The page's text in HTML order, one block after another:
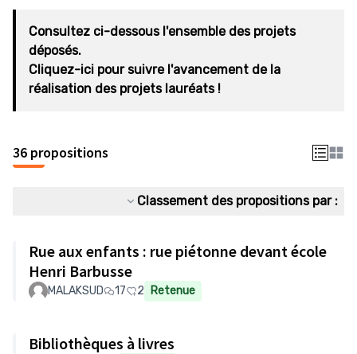
Consultez ci-dessous l'ensemble des projets
déposés.
Cliquez-ici pour suivre l'avancement de la
réalisation des projets lauréats !
36 propositions
Classement des propositions par :
Rue aux enfants : rue piétonne devant école
Henri Barbusse
MALAKSUD 17 2 Retenue
Bibliothèques à livres